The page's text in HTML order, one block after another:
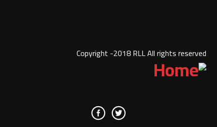
Copyright -2018 RLL All rights reserved